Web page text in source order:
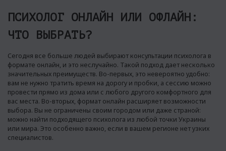
ПСИХОЛОГ ОНЛАЙН ИЛИ ОФЛАЙН:
ЧТО ВЫБРАТЬ?
Сегодня все больше людей выбирают консультации психолога в
формате онлайн, и это неслучайно. Такой подход дает несколько
значительных преимуществ. Во-первых, это невероятно удобно:
вам не нужно тратить время на дорогу и пробки, а сессию можно
провести прямо из дома или с любого другого комфортного для
вас места. Во-вторых, формат онлайн расширяет возможности
выбора. Вы не ограничены своим городом или даже страной:
можно найти подходящего психолога из любой точки Украины
или мира. Это особенно важно, если в вашем регионе нет узких
специалистов.